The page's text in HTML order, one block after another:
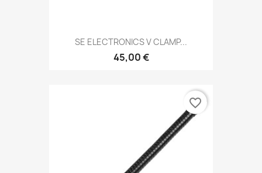
SE ELECTRONICS V CLAMP...
45,00 €
favorite_border